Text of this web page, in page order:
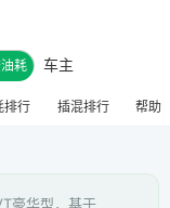
耗 车主
排行 插混排行 帮助
豪华型，基于